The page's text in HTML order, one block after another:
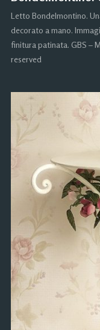
Letto Bondelmontino.
decorato a mano.
finitura patinata. GBS –
reserved